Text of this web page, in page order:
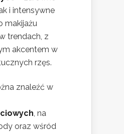
i intensywne
makijażu
trendach, z
akcentem w
rzęs.
znaleźć w
, na
oraz wśród